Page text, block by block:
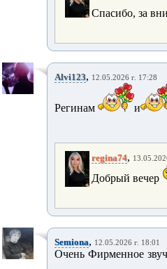
Спасибо, за
Alvi123, 12.05.2026 г. 17:28
Регинам и
regina74,
Добрый вечер
Semiona, 12.05.2026 г. 18:01
Очень Фирменное